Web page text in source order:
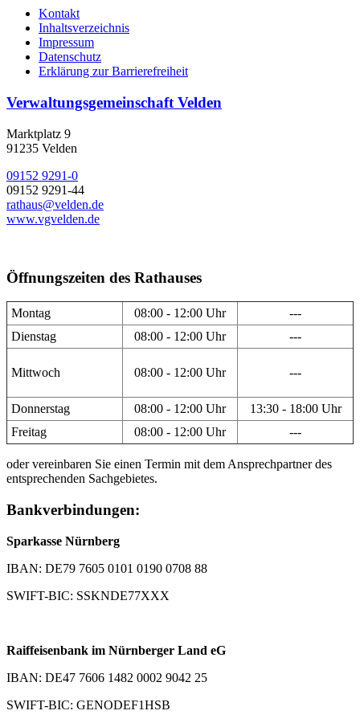
Kontakt
Inhaltsverzeichnis
Impressum
Datenschutz
Erklärung zur Barrierefreiheit
Verwaltungsgemeinschaft Velden
Marktplatz 9
91235 Velden
09152 9291-0
09152 9291-44
rathaus@velden.de
www.vgvelden.de
Öffnungszeiten des Rathauses
Montag 08:00 - 12:00 Uhr
---
Dienstag
08:00 - 12:00 Uhr ---
Mittwoch 08:00 - 12:00 Uhr ---
Donnerstag 08:00 - 12:00 Uhr
13:30 - 18:00 Uhr
Freitag
08:00 - 12:00 Uhr ---
oder vereinbaren Sie einen Termin mit dem Ansprechpartner des
entsprechenden Sachgebietes.
Bankverbindungen:
Sparkasse Nürnberg
IBAN: DE79 7605 0101 0190 0708 88
SWIFT-BIC: SSKNDE77XXX
Raiffeisenbank im Nürnberger Land eG
IBAN: DE47 7606 1482 0002 9042 25
SWIFT-BIC: GENODEF1HSB